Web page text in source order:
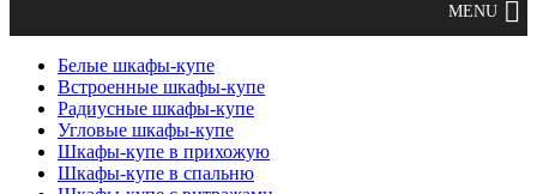
Белые шкафы-купе
Встроенные шкафы-купе
Радиусные шкафы-купе
Угловые шкафы-купе
Шкафы-купе в прихожую
Шкафы-купе в спальню